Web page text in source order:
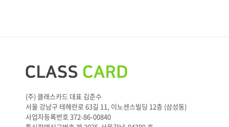
(주) 클래스카드 대표 김준수
서울 강남구 테헤란로 63길 11, 이노센스빌딩 12층 (삼성동)
사업자등록번호 372-86-00840